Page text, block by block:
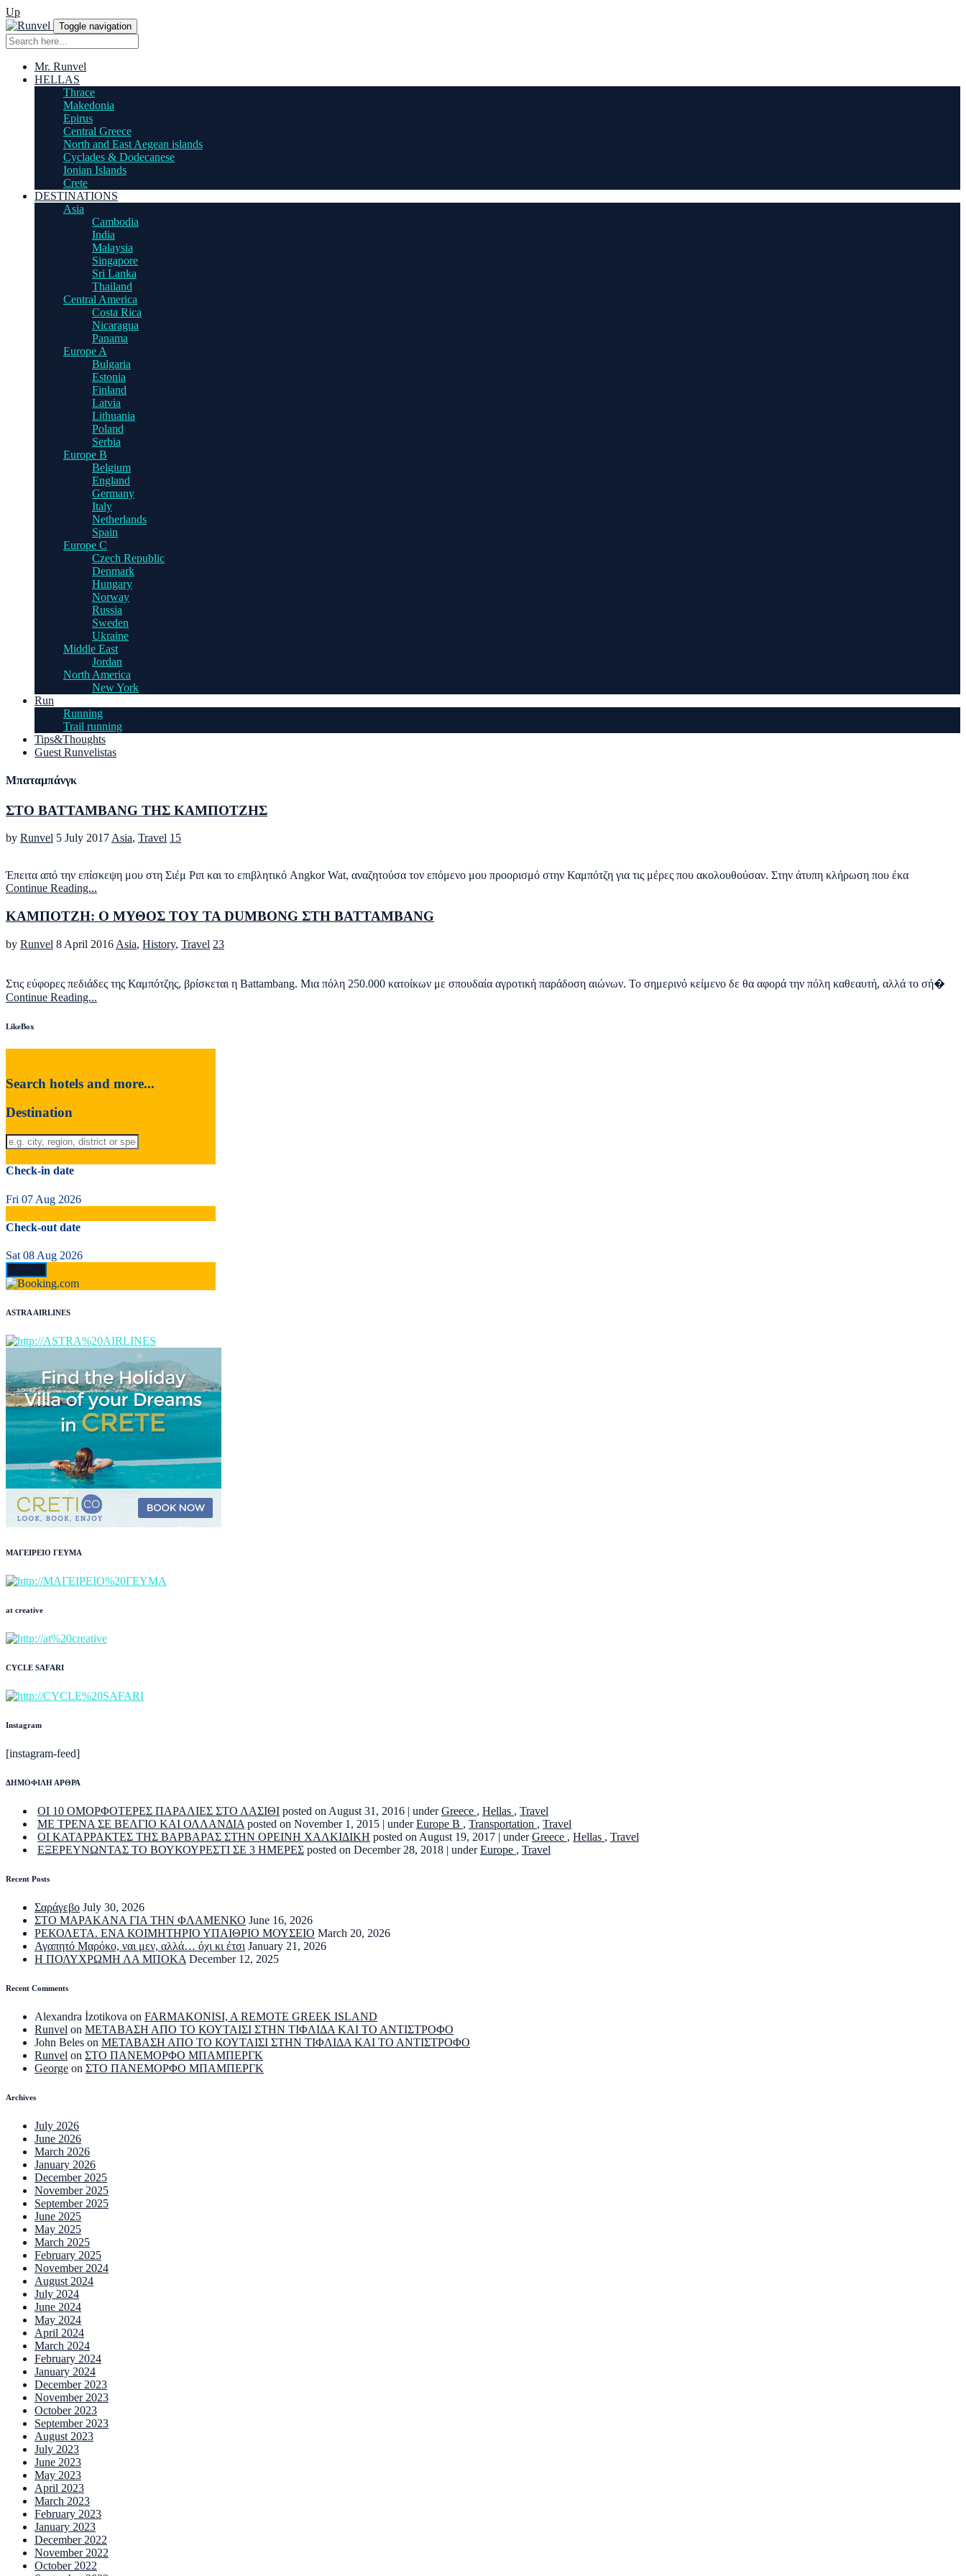
Up
Toggle navigation
Mr. Runvel
HELLAS
Thrace
Makedonia
Epirus
Central Greece
North and East Aegean islands
Cyclades & Dodecanese
Ionian Islands
Crete
DESTINATIONS
Asia
Cambodia
India
Malaysia
Singapore
Sri Lanka
Thailand
Central America
Costa Rica
Nicaragua
Panama
Europe A
Bulgaria
Estonia
Finland
Latvia
Lithuania
Poland
Serbia
Europe B
Belgium
England
Germany
Italy
Netherlands
Spain
Europe C
Czech Republic
Denmark
Hungary
Norway
Russia
Sweden
Ukraine
Middle East
Jordan
North America
New York
Run
Running
Trail running
Tips&Thoughts
Guest Runvelistas
Μπαταμπάνγκ
ΣΤΟ BATTAMBANG ΤΗΣ ΚΑΜΠΟΤΖΗΣ
by Runvel 5 July 2017 Asia, Travel 15
Έπειτα από την επίσκεψη μου στη Σιέμ Ριπ και το επιβλητικό Angkor Wat, αναζητούσα τον επόμενο μου προορισμό στην Καμπότζη για τις μέρες που ακολουθούσαν. Στην άτυπη κλήρωση που έκα
Continue Reading...
KΑΜΠΟΤΖΗ: Ο ΜΥΘΟΣ ΤΟΥ TA DUMBONG ΣΤΗ BATTAMBANG
by Runvel 8 April 2016 Asia, History, Travel 23
Στις εύφορες πεδιάδες της Καμπότζης, βρίσκεται η Battambang. Μια πόλη 250.000 κατοίκων με σπουδαία αγροτική παράδοση αιώνων. Το σημερινό κείμενο δε θα αφορά την πόλη καθεαυτή, αλλά το σή�
Continue Reading...
LikeBox
Search hotels and more...
Destination
Check-in date
Fri 07 Aug 2026
Check-out date
Sat 08 Aug 2026
ASTRA AIRLINES
ΜΑΓΕΙΡΕΙΟ ΓΕΥΜΑ
at creative
CYCLE SAFARI
Instagram
[instagram-feed]
ΔΗΜΟΦΙΛΗ ΑΡΘΡΑ
ΟΙ 10 ΟΜΟΡΦΟΤΕΡΕΣ ΠΑΡΑΛΙΕΣ ΣΤΟ ΛΑΣΙΘΙ posted on August 31, 2016 | underGreece , Hellas , Travel
ΜΕ ΤΡΕΝΑ ΣΕ ΒΕΛΓΙΟ ΚΑΙ ΟΛΛΑΝΔΙΑ posted on November 1, 2015 | underEurope B , Transportation , Travel
ΟΙ ΚΑΤΑΡΡΑΚΤΕΣ ΤΗΣ ΒΑΡΒΑΡΑΣ ΣΤΗΝ ΟΡΕΙΝΗ ΧΑΛΚΙΔΙΚΗ posted on August 19, 2017 | underGreece , Hellas , Travel
ΕΞΕΡΕΥΝΩΝΤΑΣ ΤΟ ΒΟΥΚΟΥΡΕΣΤΙ ΣΕ 3 ΗΜΕΡΕΣ posted on December 28, 2018 | underEurope , Travel
Recent Posts
Σαράγεβο July 30, 2026
ΣΤΟ ΜΑΡΑΚΑΝΑ ΓΙΑ ΤΗΝ ΦΛΑΜΕΝΚΟ June 16, 2026
ΡΕΚΟΛΕΤΑ. ΕΝΑ ΚΟΙΜΗΤΗΡΙΟ ΥΠΑΙΘΡΙΟ ΜΟΥΣΕΙΟ March 20, 2026
Αγαπητό Μαρόκο, ναι μεν, αλλά… όχι κι έτσι January 21, 2026
Η ΠΟΛΥΧΡΩΜΗ ΛΑ ΜΠΟΚΑ December 12, 2025
Recent Comments
Alexandra İzotikova on FARMAKONISI, A REMOTE GREEK ISLAND
Runvel on ΜΕΤΑΒΑΣΗ ΑΠΟ ΤΟ ΚΟΥΤΑΙΣΙ ΣΤΗΝ ΤΙΦΛΙΔΑ ΚΑΙ ΤΟ ΑΝΤΙΣΤΡΟΦΟ
John Beles on ΜΕΤΑΒΑΣΗ ΑΠΟ ΤΟ ΚΟΥΤΑΙΣΙ ΣΤΗΝ ΤΙΦΛΙΔΑ ΚΑΙ ΤΟ ΑΝΤΙΣΤΡΟΦΟ
Runvel on ΣΤΟ ΠΑΝΕΜΟΡΦΟ ΜΠΑΜΠΕΡΓΚ
George on ΣΤΟ ΠΑΝΕΜΟΡΦΟ ΜΠΑΜΠΕΡΓΚ
Archives
July 2026
June 2026
March 2026
January 2026
December 2025
November 2025
September 2025
June 2025
May 2025
March 2025
February 2025
November 2024
August 2024
July 2024
June 2024
May 2024
April 2024
March 2024
February 2024
January 2024
December 2023
November 2023
October 2023
September 2023
August 2023
July 2023
June 2023
May 2023
April 2023
March 2023
February 2023
January 2023
December 2022
November 2022
October 2022